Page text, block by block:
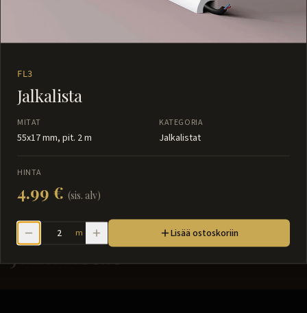
Jalkalistat
FL3
Jalkalista
MITAT
55x17 mm, pit. 2 m
KATEGORIA
Jalkalistat
HINTA
4.99 € (sis. alv)
m Lisää ostoskoriin